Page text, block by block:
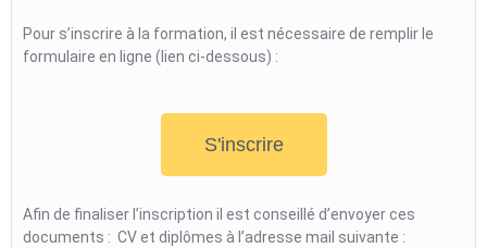
Pour s’inscrire à la formation, il est nécessaire de remplir le
formulaire en ligne (lien ci-dessous) :
S'inscrire
Afin de finaliser l’inscription il est conseillé d’envoyer ces
documents : CV et diplômes à l’adresse mail suivante :